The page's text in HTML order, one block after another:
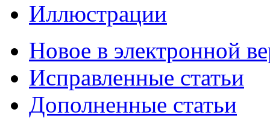
Иллюстрации
Новое в электронной
Исправленные статьи
Дополненные статьи